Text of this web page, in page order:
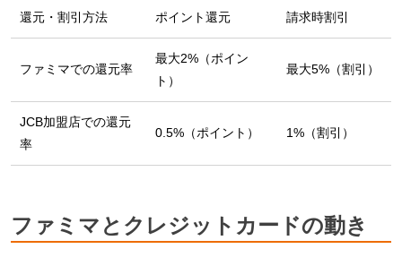
還元・割引方法 ポイント還元 請求時割引
ファミマでの還元率
最大2%（ポイン
ト）
最大5%（割引）
JCB加盟店での還元
率
0.5%（ポイント） 1%（割引）
ファミマとクレジットカードの動き